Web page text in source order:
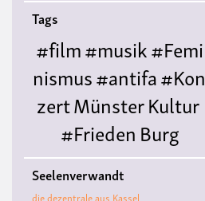
Tags
#film#musik#Femi
nismus#antifa#Kon
zertMünsterKultur
#FriedenBurg
Hülshoffliteratur#
Queer#Workshop
Seelenverwandt
die dezentrale aus Kassel